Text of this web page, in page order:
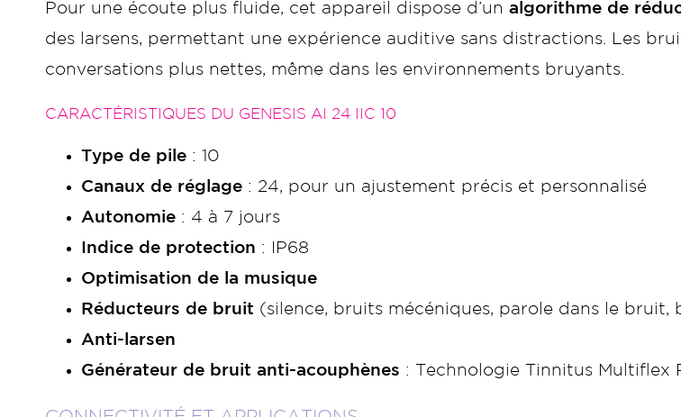
Pour une écoute plus fluide, cet appareil dispose d’un algorithme de
des larsens, permettant une expérience auditive sans distractions. Les
conversations plus nettes, même dans les environnements bruyants.
CARACTÉRISTIQUES DU GENESIS AI 24 IIC 10
Type de pile : 10
Canaux de réglage : 24, pour un ajustement précis et personnalisé
Autonomie : 4 à 7 jours
Indice de protection : IP68
Optimisation de la musique
Réducteurs de bruit (silence, bruits mécéniques, parole dans le bruit,
Anti-larsen
Générateur de bruit anti-acouphènes : Technologie Tinnitus Multiflex